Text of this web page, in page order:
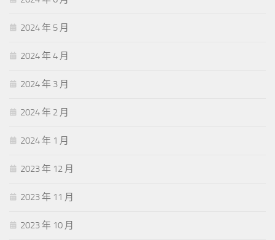
2024 年 5 月
2024 年 4 月
2024 年 3 月
2024 年 2 月
2024 年 1 月
2023 年 12 月
2023 年 11 月
2023 年 10 月